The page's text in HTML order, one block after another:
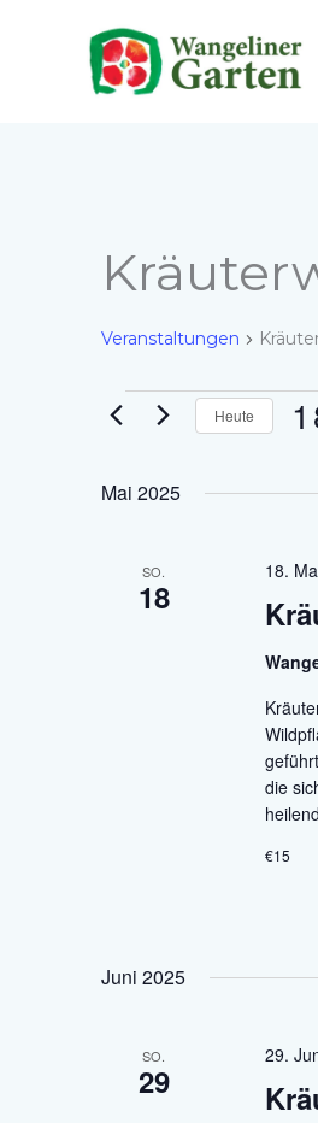
Veranstaltungen
Veranstaltungen
Heute
Mai 2025
SO.
18
18.
die
€15
Juni 2025
SO.
29
29.